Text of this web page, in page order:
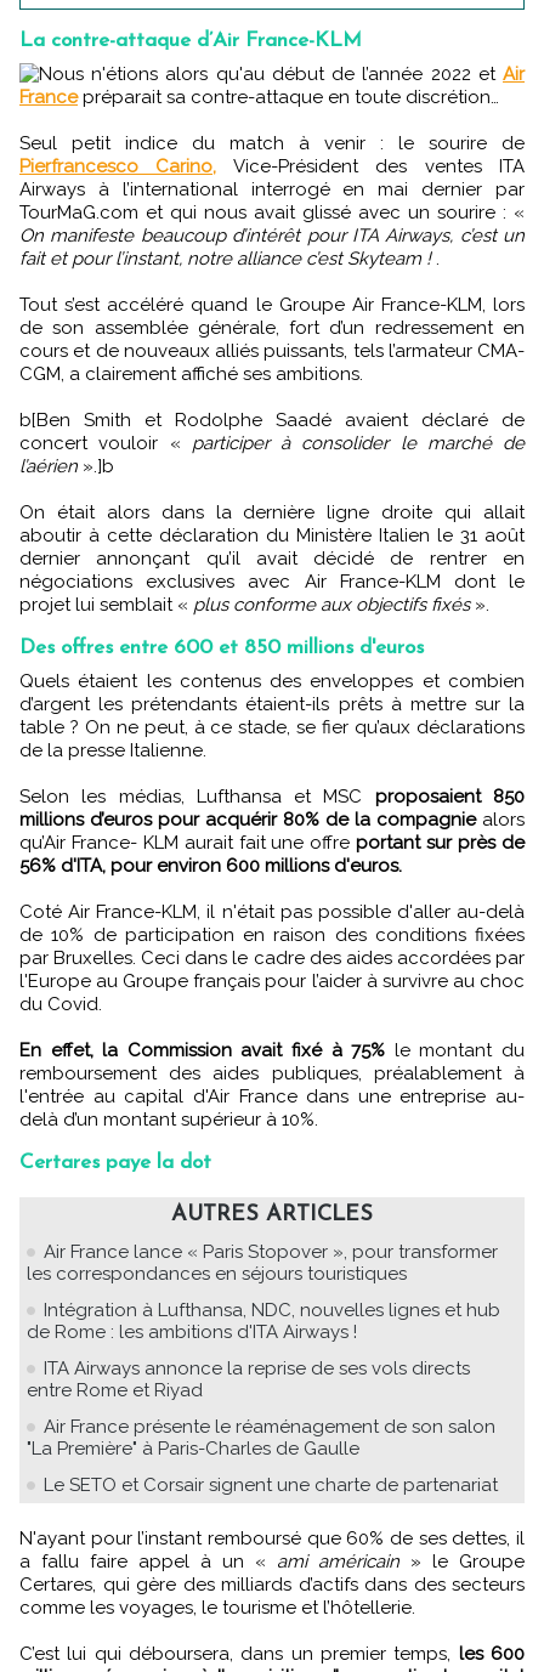
La contre-attaque d’Air France-KLM
Nous n'étions alors qu'au début de l’année 2022 et Air
Francepréparait sa contre-attaque en toute discrétion…
Seul petit indice du match à venir : le sourire de
Pierfrancesco Carino, Vice-Président des ventes ITA
Airways à l’international interrogé en mai dernier par
TourMaG.com et qui nous avait glissé avec un sourire : «
On manifeste beaucoup d’intérêt pour ITA Airways, c’est un
fait et pour l’instant, notre alliance c’est Skyteam !.
Tout s’est accéléré quand le Groupe Air France-KLM, lors
de son assemblée générale, fort d’un redressement en
cours et de nouveaux alliés puissants, tels l’armateur CMA-
CGM, a clairement affiché ses ambitions.
b[Ben Smith et Rodolphe Saadé avaient déclaré de
concert vouloir « participer à consolider le marché de
l’aérien ».]b
On était alors dans la dernière ligne droite qui allait
aboutir à cette déclaration du Ministère Italien le 31 août
dernier annonçant qu’il avait décidé de rentrer en
négociations exclusives avec Air France-KLM dont le
projet lui semblait « plus conforme aux objectifs fixés».
Des offres entre 600 et 850 millions d'euros
Quels étaient les contenus des enveloppes et combien
d’argent les prétendants étaient-ils prêts à mettre sur la
table ? On ne peut, à ce stade, se fier qu’aux déclarations
de la presse Italienne.
Selon les médias, Lufthansa et MSC proposaient 850
millions d’euros pour acquérir 80% de la compagniealors
qu’Air France- KLM aurait fait une offreportant sur près de
56% d'ITA, pour environ 600 millions d'euros.
Coté Air France-KLM, il n'était pas possible d'aller au-delà
de 10% de participation en raison des conditions fixées
par Bruxelles. Ceci dans le cadre des aides accordées par
l'Europe au Groupe français pour l’aider à survivre au choc
du Covid.
En effet, la Commission avait fixé à 75% le montant du
remboursement des aides publiques, préalablement à
l'entrée au capital d'Air France dans une entreprise au-
delà d’un montant supérieur à 10%.
Certares paye la dot
AUTRES ARTICLES
Air France lance « Paris Stopover », pour transformer
les correspondances en séjours touristiques
Intégration à Lufthansa, NDC, nouvelles lignes et hub
de Rome : les ambitions d'ITA Airways !
ITA Airways annonce la reprise de ses vols directs
entre Rome et Riyad
Air France présente le réaménagement de son salon
"La Première" à Paris-Charles de Gaulle
Le SETO et Corsair signent une charte de partenariat
N'ayant pour l’instant remboursé que 60% de ses dettes, il
a fallu faire appel à un « ami américain » le Groupe
Certares, qui gère des milliards d’actifs dans des secteurs
comme les voyages, le tourisme et l’hôtellerie.
C’est lui qui déboursera, dans un premier temps, les 600